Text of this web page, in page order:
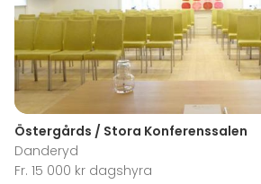
Östergårds / Stora Konferenssalen
Danderyd
Fr. 15 000 kr dagshyra